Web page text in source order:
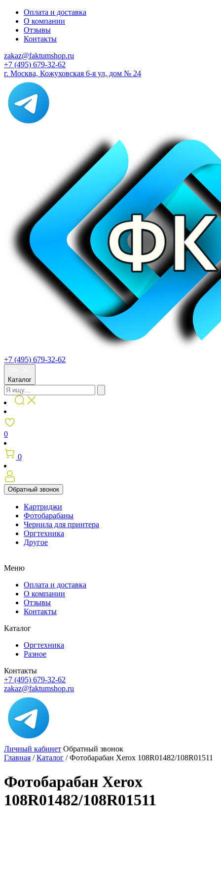
Оплата и доставка
О компании
Отзывы
Контакты
zakaz@faktumshop.ru
+7 (495) 679-32-62
г. Москва, Кожуховская 6-я ул, дом № 24
+7 (495) 679-32-62
Каталог
0
0
Обратный звонок
Картриджи
Фотобарабаны
Чернила для принтера
Оргтехника
Другое
Меню
Оплата и доставка
О компании
Отзывы
Контакты
Каталог
Оргтехника
Разное
Контакты
+7 (495) 679-32-62
zakaz@faktumshop.ru
Личный кабинет Обратный звонок
Главная /Каталог /Фотобарабан Xerox 108R01482/108R01511
Фотобарабан Xerox
108R01482/108R01511